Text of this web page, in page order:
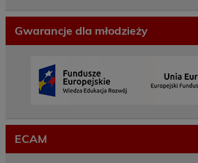
Gwarancje dla młodzieży
ECAM